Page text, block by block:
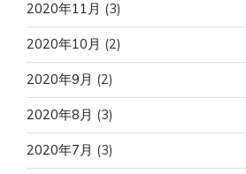
2020年11月 (3)
2020年10月 (2)
2020年9月 (2)
2020年8月 (3)
2020年7月 (3)